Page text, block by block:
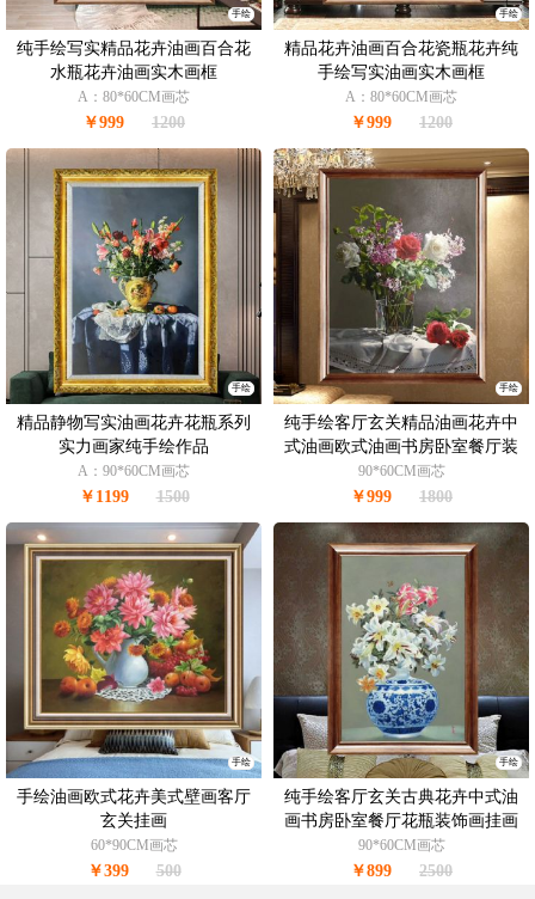
手绘
纯手绘写实精品花卉油画百合花
水瓶花卉油画实木画框
A：80*60CM画芯
￥999 1200
手绘
精品花卉油画百合花瓷瓶花卉纯
手绘写实油画实木画框
A：80*60CM画芯
￥999 1200
手绘
精品静物写实油画花卉花瓶系列
实力画家纯手绘作品
A：90*60CM画芯
￥1199 1500
手绘
纯手绘客厅玄关精品油画花卉中
式油画欧式油画书房卧室餐厅装
饰画挂画壁画
90*60CM画芯
￥999 1800
手绘
手绘油画欧式花卉美式壁画客厅
玄关挂画
60*90CM画芯
￥399 500
手绘
纯手绘客厅玄关古典花卉中式油
画书房卧室餐厅花瓶装饰画挂画
壁画油画花卉
90*60CM画芯
￥899 2500